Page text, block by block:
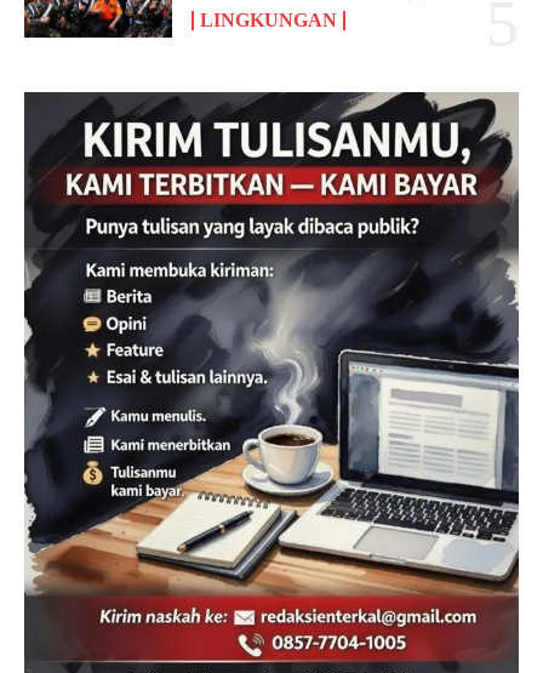
LINGKUNGAN